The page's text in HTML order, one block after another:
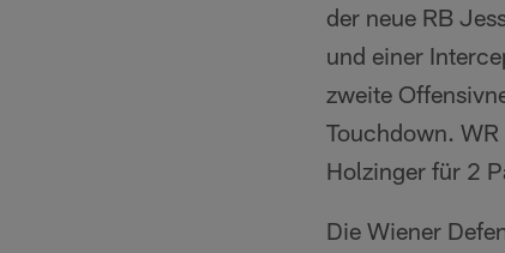
der neue RB
und einer
zweite
Touchdown.
Holzinger für 2
Die Wiener